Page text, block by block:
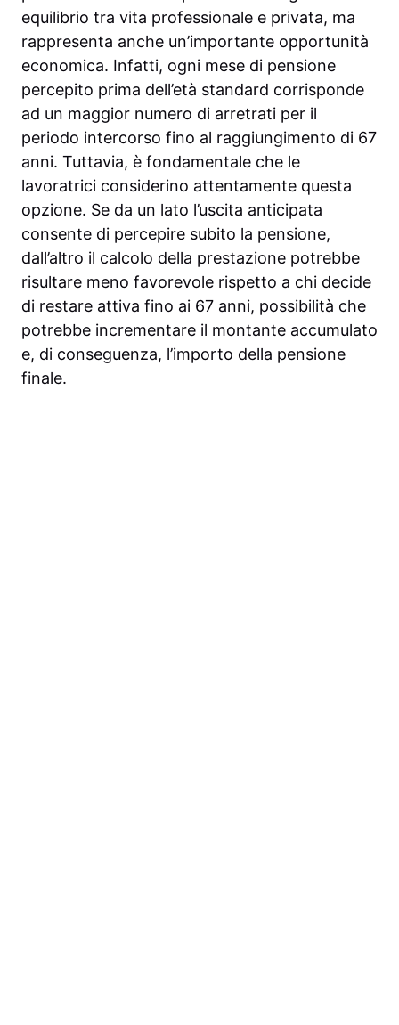
equilibrio tra vita professionale e privata, ma
rappresenta anche un’importante opportunità
economica. Infatti, ogni mese di pensione
percepito prima dell’età standard corrisponde
ad un maggior numero di arretrati per il
periodo intercorso fino al raggiungimento di 67
anni. Tuttavia, è fondamentale che le
lavoratrici considerino attentamente questa
opzione. Se da un lato l’uscita anticipata
consente di percepire subito la pensione,
dall’altro il calcolo della prestazione potrebbe
risultare meno favorevole rispetto a chi decide
di restare attiva fino ai 67 anni, possibilità che
potrebbe incrementare il montante accumulato
e, di conseguenza, l’importo della pensione
finale.